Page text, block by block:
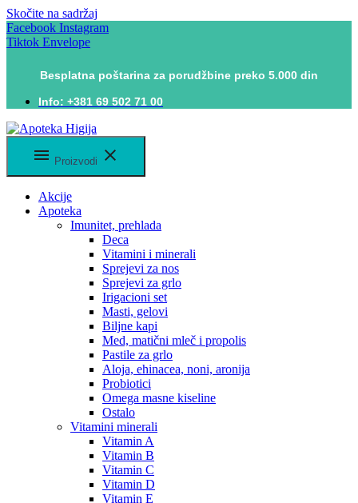
Skočite na sadržaj
Facebook Instagram
Tiktok Envelope
Besplatna poštarina za porudžbine preko 5.000 din
Info: +381 69 502 71 00
Proizvodi
Akcije
Apoteka
Imunitet, prehlada
Deca
Vitamini i minerali
Sprejevi za nos
Sprejevi za grlo
Irigacioni set
Masti, gelovi
Biljne kapi
Med, matični mleč i propolis
Pastile za grlo
Aloja, ehinacea, noni, aronija
Probiotici
Omega masne kiseline
Ostalo
Vitamini minerali
Vitamin A
Vitamin B
Vitamin C
Vitamin D
Vitamin E